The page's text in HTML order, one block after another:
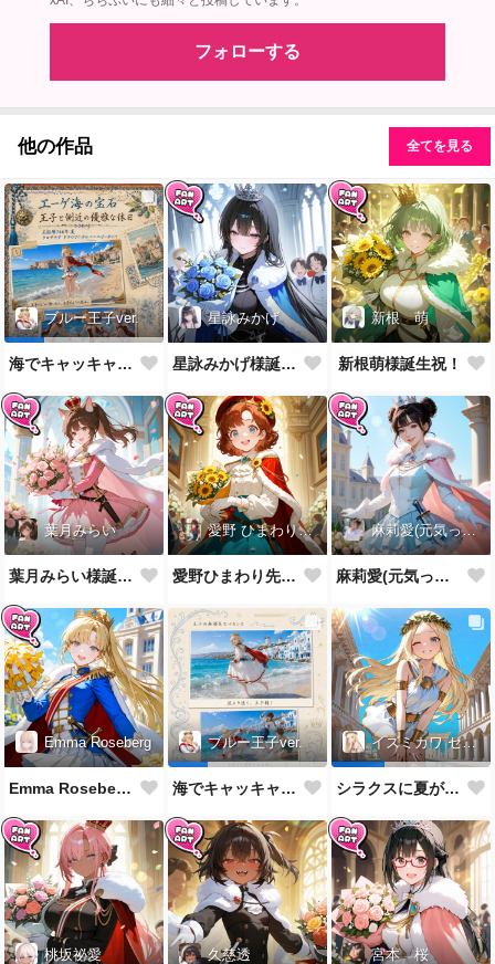
フォローする
他の作品 全てを見る
ブルー王子ver.
海でキャッキャウフフするやつ第2弾
星詠みかげ
星詠みかげ様誕生祝！
新根 萌
新根萌様誕生祝！
葉月みらい
葉月みらい様誕生祝！
愛野 ひまわり先生
愛野ひまわり先生誕生祝！
麻莉愛(元気っ子)
麻莉愛(元気っ子)様誕生祝！
Emma Roseberg
Emma Roseberg様誕生祝！
ブルー王子ver.
海でキャッキャウフフするやつ第1弾
イズミカワ セリヌンver.
シラクスに夏がやってきたぜ！
桃坂祕愛 久慈透 宮本 桜